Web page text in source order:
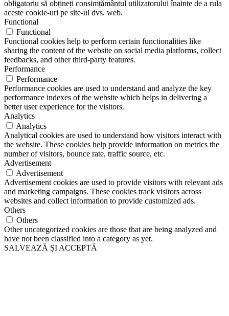
obligatoriu să obțineți consimțământul utilizatorului înainte de a rula
aceste cookie-uri pe site-ul dvs. web.
Functional
Functional
Functional cookies help to perform certain functionalities like
sharing the content of the website on social media platforms, collect
feedbacks, and other third-party features.
Performance
Performance
Performance cookies are used to understand and analyze the key
performance indexes of the website which helps in delivering a
better user experience for the visitors.
Analytics
Analytics
Analytical cookies are used to understand how visitors interact with
the website. These cookies help provide information on metrics the
number of visitors, bounce rate, traffic source, etc.
Advertisement
Advertisement
Advertisement cookies are used to provide visitors with relevant ads
and marketing campaigns. These cookies track visitors across
websites and collect information to provide customized ads.
Others
Others
Other uncategorized cookies are those that are being analyzed and
have not been classified into a category as yet.
SALVEAZĂ ȘI ACCEPTĂ